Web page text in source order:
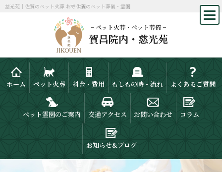
慈光苑｜佐賀のペット火葬 お寺供養のペット葬儀・霊園
− ペット火葬・ペット葬儀 −
賀昌院内・慈光苑
ホーム ペット火葬 料金・費用 もしもの時・流れ よくあるご質問
ペット霊園のご案内 交通アクセス お問い合わせ コラム
お知らせ&ブログ